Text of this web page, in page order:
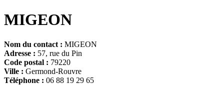
MIGEON
Nom du contact : MIGEON
Adresse : 57, rue du Pin
Code postal : 79220
Ville : Germond-Rouvre
Téléphone : 06 88 19 29 65